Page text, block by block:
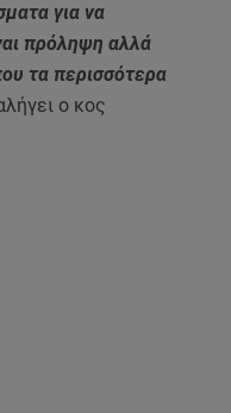
για να
πρόληψη αλλά
τα περισσότερα
ο κος